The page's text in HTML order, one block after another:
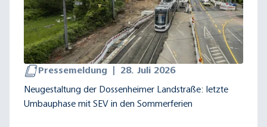
Pressemeldung
28. Juli 2026
Neugestaltung der Dossenheimer Landstraße: letzte
Umbauphase mit SEV in den Sommerferien